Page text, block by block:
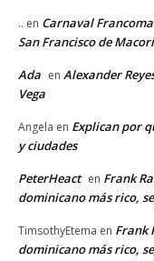
.. en Carnaval
San Francisco de
Ada en Alexander
Vega
Angela en Explican por
y ciudades
PeterHeact en Frank
dominicano más rico,
TimsothyEtema en Frank
dominicano más rico,